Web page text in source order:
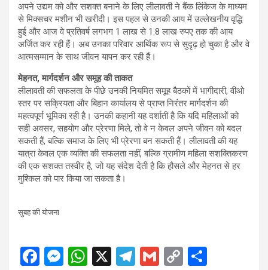
अपने उद्यम को और सशक्त बनाने के लिए लीलावती ने बैंक लिंकेज के माध्यम
से मिक्सचर मशीन भी खरीदी। इस पहल से उनकी आय में उल्लेखनीय वृद्धि
हुई और आज वे प्रतिवर्ष लगभग 1 लाख से 1.8 लाख रुपए तक की आय
अर्जित कर रही हैं। अब उनका परिवार आर्थिक रूप से सुदृढ़ हो चुका है और वे
आत्मसम्मान के साथ जीवन यापन कर रही हैं।
मेहनत, मार्गदर्शन और समूह की ताकत
लीलावती की सफलता के पीछे उनकी नियमित समूह बैठकों में भागीदारी, वीओ
स्तर पर सक्रियता और बिहान कार्यालय से प्राप्त निरंतर मार्गदर्शन की
महत्वपूर्ण भूमिका रही है। उनकी कहानी यह दर्शाती है कि यदि महिलाओं को
सही अवसर, सहयोग और प्रेरणा मिले, तो वे न केवल अपने जीवन को बदल
सकती हैं, बल्कि समाज के लिए भी प्रेरणा बन सकती हैं। लीलावती की यह
यात्रा केवल एक व्यक्ति की सफलता नहीं, बल्कि ग्रामीण महिला सशक्तिकरण
की एक सशक्त तस्वीर है, जो यह संदेश देती है कि हौसले और मेहनत से हर
मुश्किल को पार किया जा सकता है।
सुबह की योजना
F
M W X
T
G
C